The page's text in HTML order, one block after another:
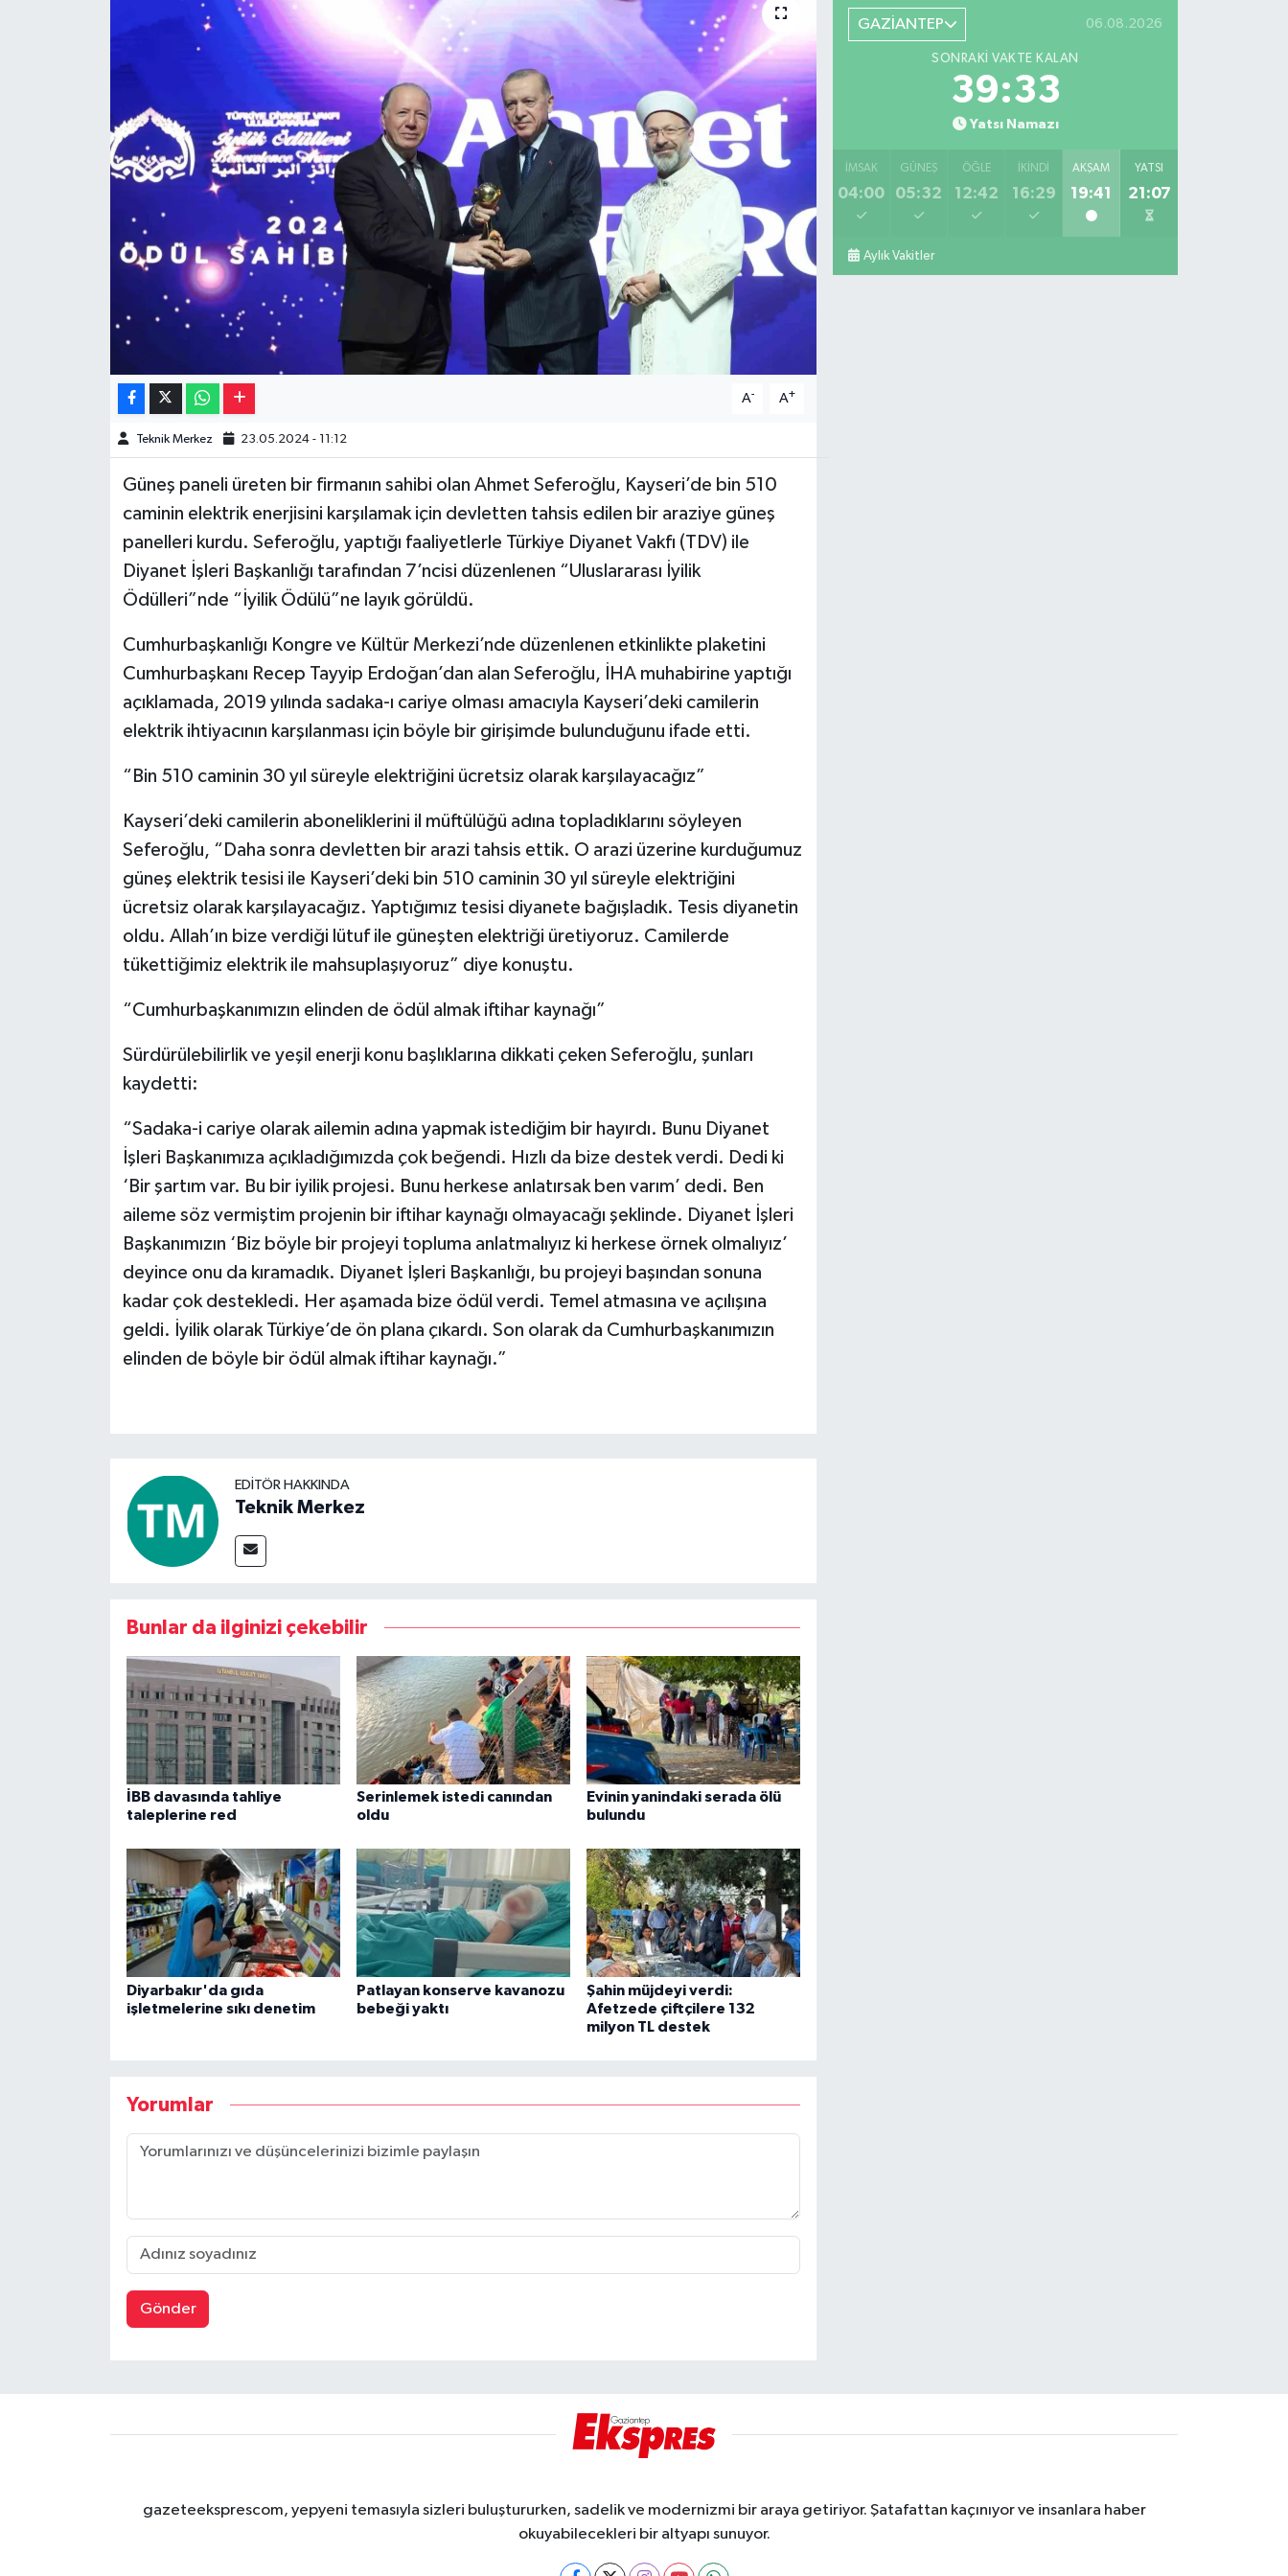
A- A+
Teknik Merkez 23.05.2024 - 11:12
Güneş paneli üreten bir firmanın sahibi olan Ahmet Seferoğlu, Kayseri’de bin 510
caminin elektrik enerjisini karşılamak için devletten tahsis edilen bir araziye güneş
panelleri kurdu. Seferoğlu, yaptığı faaliyetlerle Türkiye Diyanet Vakfı (TDV) ile
Diyanet İşleri Başkanlığı tarafından 7’ncisi düzenlenen “Uluslararası İyilik
Ödülleri”nde “İyilik Ödülü”ne layık görüldü.
Cumhurbaşkanlığı Kongre ve Kültür Merkezi’nde düzenlenen etkinlikte plaketini
Cumhurbaşkanı Recep Tayyip Erdoğan’dan alan Seferoğlu, İHA muhabirine yaptığı
açıklamada, 2019 yılında sadaka-ı cariye olması amacıyla Kayseri’deki camilerin
elektrik ihtiyacının karşılanması için böyle bir girişimde bulunduğunu ifade etti.
“Bin 510 caminin 30 yıl süreyle elektriğini ücretsiz olarak karşılayacağız”
Kayseri’deki camilerin aboneliklerini il müftülüğü adına topladıklarını söyleyen
Seferoğlu, “Daha sonra devletten bir arazi tahsis ettik. O arazi üzerine kurduğumuz
güneş elektrik tesisi ile Kayseri’deki bin 510 caminin 30 yıl süreyle elektriğini
ücretsiz olarak karşılayacağız. Yaptığımız tesisi diyanete bağışladık. Tesis diyanetin
oldu. Allah’ın bize verdiği lütuf ile güneşten elektriği üretiyoruz. Camilerde
tükettiğimiz elektrik ile mahsuplaşıyoruz” diye konuştu.
“Cumhurbaşkanımızın elinden de ödül almak iftihar kaynağı”
Sürdürülebilirlik ve yeşil enerji konu başlıklarına dikkati çeken Seferoğlu, şunları
kaydetti:
“Sadaka-i cariye olarak ailemin adına yapmak istediğim bir hayırdı. Bunu Diyanet
İşleri Başkanımıza açıkladığımızda çok beğendi. Hızlı da bize destek verdi. Dedi ki
‘Bir şartım var. Bu bir iyilik projesi. Bunu herkese anlatırsak ben varım’ dedi. Ben
aileme söz vermiştim projenin bir iftihar kaynağı olmayacağı şeklinde. Diyanet İşleri
Başkanımızın ‘Biz böyle bir projeyi topluma anlatmalıyız ki herkese örnek olmalıyız’
deyince onu da kıramadık. Diyanet İşleri Başkanlığı, bu projeyi başından sonuna
kadar çok destekledi. Her aşamada bize ödül verdi. Temel atmasına ve açılışına
geldi. İyilik olarak Türkiye’de ön plana çıkardı. Son olarak da Cumhurbaşkanımızın
elinden de böyle bir ödül almak iftihar kaynağı.”
EDITÖR HAKKINDA
Teknik Merkez
Bunlar da ilginizi çekebilir
İBB davasında tahliye
taleplerine red
Serinlemek istedi canından
oldu
Evinin yanindaki serada ölü
bulundu
Diyarbakır'da gıda
işletmelerine sıkı denetim
Patlayan konserve kavanozu
bebeği yaktı
Şahin müjdeyi verdi:
Afetzede çiftçilere 132
milyon TL destek
Yorumlar
Gönder
GAZİANTEP 06.08.2026
SONRAKI VAKTE KALAN
39:32
Yatsı Namazı
İMSAK
04:00
GÜNEŞ
05:32
ÖĞLE
12:42
İKINDI
16:29
AKŞAM
19:41
YATSI
21:07
Aylık Vakitler
gazeteeksprescom, yepyeni temasıyla sizleri buluştururken, sadelik ve modernizmi bir araya getiriyor. Şatafattan kaçınıyor ve insanlara haber
okuyabilecekleri bir altyapı sunuyor.
Resmi İlanlar
Teknoloji
Video Haber
Yeme-İçme